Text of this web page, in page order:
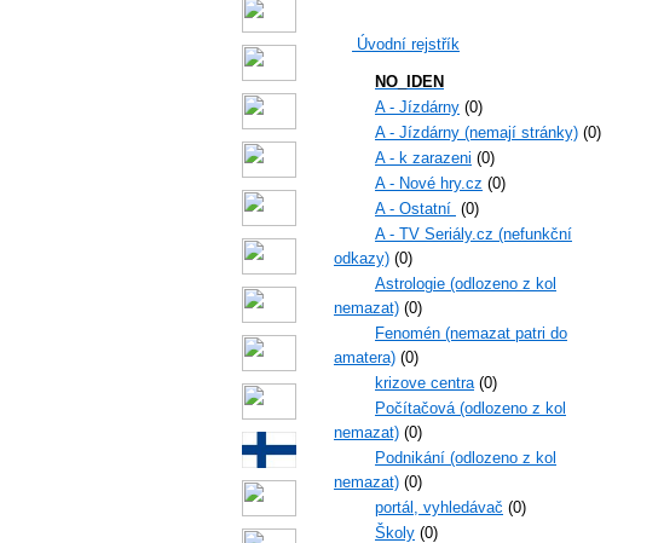
Úvodní rejstřík
NO_IDEN
A - Jízdárny (0)
A - Jízdárny (nemají stránky) (0)
A - k zarazeni (0)
A - Nové hry.cz (0)
A - Ostatní (0)
A - TV Seriály.cz (nefunkční
odkazy) (0)
Astrologie (odlozeno z kol
nemazat) (0)
Fenomén (nemazat patri do
amatera) (0)
krizove centra(0)
Počítačová (odlozeno z kol
nemazat) (0)
Podnikání (odlozeno z kol
nemazat) (0)
portál, vyhledávač (0)
Školy (0)